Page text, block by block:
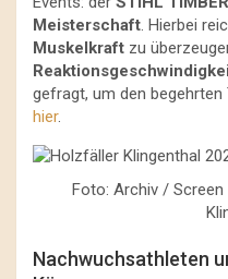
Meisterschaft. Hierbei
Muskelkraft zu
gefragt, um den
hier.
Foto: Archiv /
Nachwuchsathleten